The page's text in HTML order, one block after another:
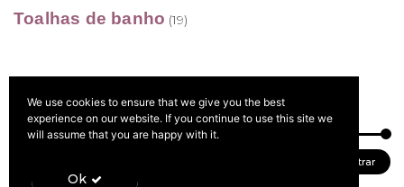
Toalhas de banho (19)
Filtrar por preço
mínimo
máximo
Filtrar
We use cookies to ensure that we give you the best
experience on our website. If you continue to use this site we
will assume that you are happy with it.
Ok